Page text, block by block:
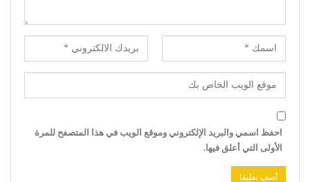
احفظ اسمي والبريد الإلكتروني وموقع الويب في هذا المتصفح للمرة
الأولى التي أعلق فيها.